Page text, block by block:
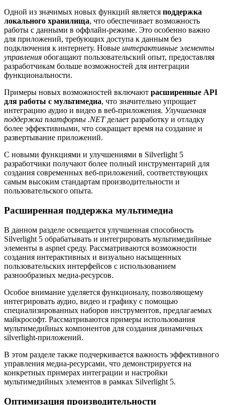
Одной из значимых новых функций является поддержка
локального хранилища, что обеспечивает возможность
работы с данными в оффлайн-режиме. Это особенно важно
для приложений, требующих доступа к данным без
подключения к интернету. Новые интерактивные элементы
управления обогащают пользовательский опыт, предоставляя
разработчикам больше возможностей для интеграции
функциональности.
Примеры новых возможностей включают расширенные API
для работы с мультимедиа, что значительно упрощает
интеграцию аудио и видео в веб-приложения. Улучшенная
поддержка платформы .NETделает разработку и отладку
более эффективными, что сокращает время на создание и
развертывание приложений.
С новыми функциями и улучшениями в Silverlight 5
разработчики получают более полный инструментарий для
создания современных веб-приложений, соответствующих
самым высоким стандартам производительности и
пользовательского опыта.
Расширенная поддержка мультимедиа
В данном разделе освещается улучшенная способность
Silverlight 5 обрабатывать и интегрировать мультимедийные
элементы в aspnet среду. Рассматриваются возможности
создания интерактивных и визуально насыщенных
пользовательских интерфейсов с использованием
разнообразных медиа-ресурсов.
Особое внимание уделяется функционалу, позволяющему
интегрировать аудио, видео и графику с помощью
специализированных наборов инструментов, предлагаемых
майкрософт. Рассматриваются примеры использования
мультимедийных компонентов для создания динамичных
silverlight-приложений.
В этом разделе также подчеркивается важность эффективного
управления медиа-ресурсами, что демонстрируется на
конкретных примерах интеграции и настройки
мультимедийных элементов в рамках Silverlight 5.
Оптимизация производительности